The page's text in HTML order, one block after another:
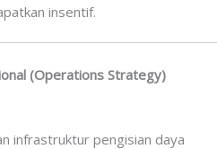
insentif.
(Operations Strategy)
infrastruktur pengisian daya